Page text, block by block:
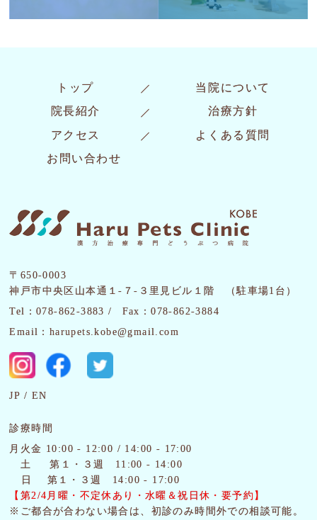
トップ
当院について
院長紹介
治療方針
アクセス
よくある質問
お問い合わせ
〒650-0003
神戸市中央区山本通１-７-３里見ビル１階 （駐車場1台）
Tel：078-862-3883 /
Fax：078-862-3884
Email：harupets.kobe@gmail.com
JP EN
診療時間
月火金 10:00 - 12:00 / 14:00 - 17:00
土
第１・３週 11:00 - 14:00
日 第１・３週 14:00 - 17:00
【第2/4月曜・ 不定休あり・水曜＆祝日休・要予約】
※ご都合が合わない場合は、初診のみ時間外での相談可能。